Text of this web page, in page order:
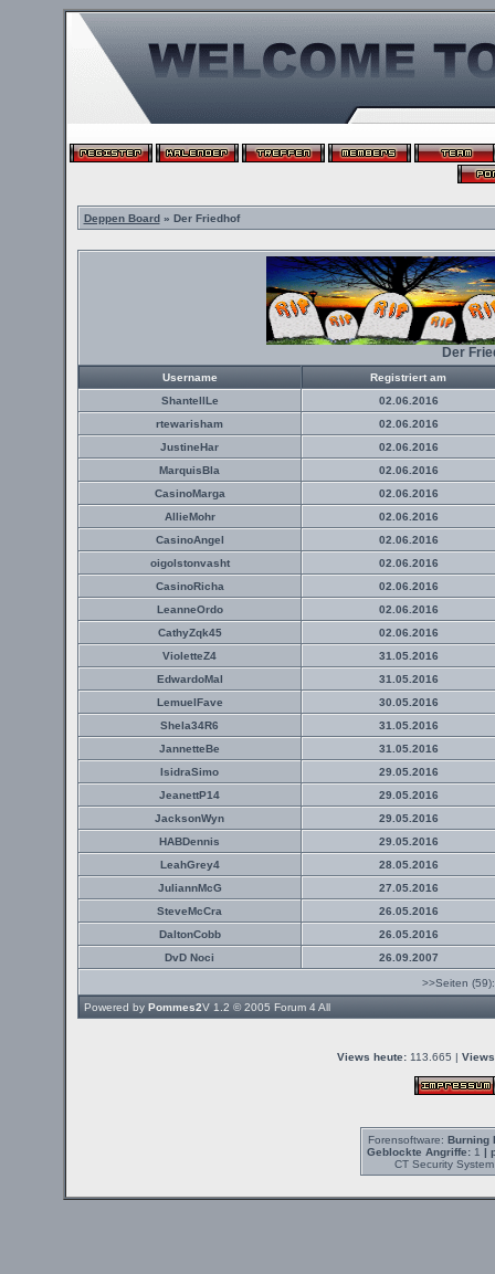
Deppen Board» Der Friedhof
Der
Username
Registriert am
ShantellLe
02.06.2016
rtewarisham
02.06.2016
JustineHar
02.06.2016
MarquisBla
02.06.2016
CasinoMarga
02.06.2016
AllieMohr
02.06.2016
CasinoAngel
02.06.2016
oigolstonvasht
02.06.2016
CasinoRicha
02.06.2016
LeanneOrdo
02.06.2016
CathyZqk45
02.06.2016
VioletteZ4
31.05.2016
EdwardoMal
31.05.2016
LemuelFave
30.05.2016
Shela34R6
31.05.2016
JannetteBe
31.05.2016
IsidraSimo
29.05.2016
JeanettP14
29.05.2016
JacksonWyn
29.05.2016
HABDennis
29.05.2016
LeahGrey4
28.05.2016
JuliannMcG
27.05.2016
SteveMcCra
26.05.2016
DaltonCobb
26.05.2016
DvD Noci
26.09.2007
>>Seiten
Powered by Pommes2V 1.2 © 2005 Forum 4 All
Views heute:113.665 |
Forensoftware: Burning
Geblockte Angriffe:1 |
CT Security